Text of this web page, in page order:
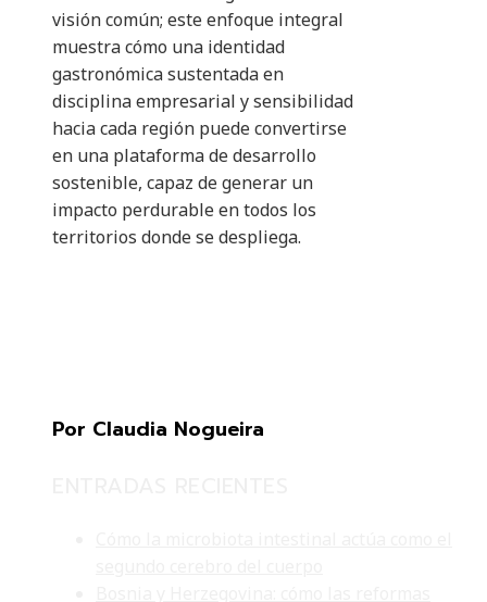
visión común; este enfoque integral
muestra cómo una identidad
gastronómica sustentada en
disciplina empresarial y sensibilidad
hacia cada región puede convertirse
en una plataforma de desarrollo
sostenible, capaz de generar un
impacto perdurable en todos los
territorios donde se despliega.
Por Claudia Nogueira